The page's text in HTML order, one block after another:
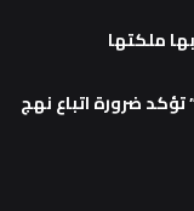
ملكتها
تؤكد ضرورة اتباع نهج